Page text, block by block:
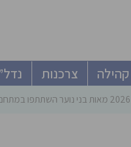
קהילה צרכנות
מאות בני נוער השתתפו במתחם